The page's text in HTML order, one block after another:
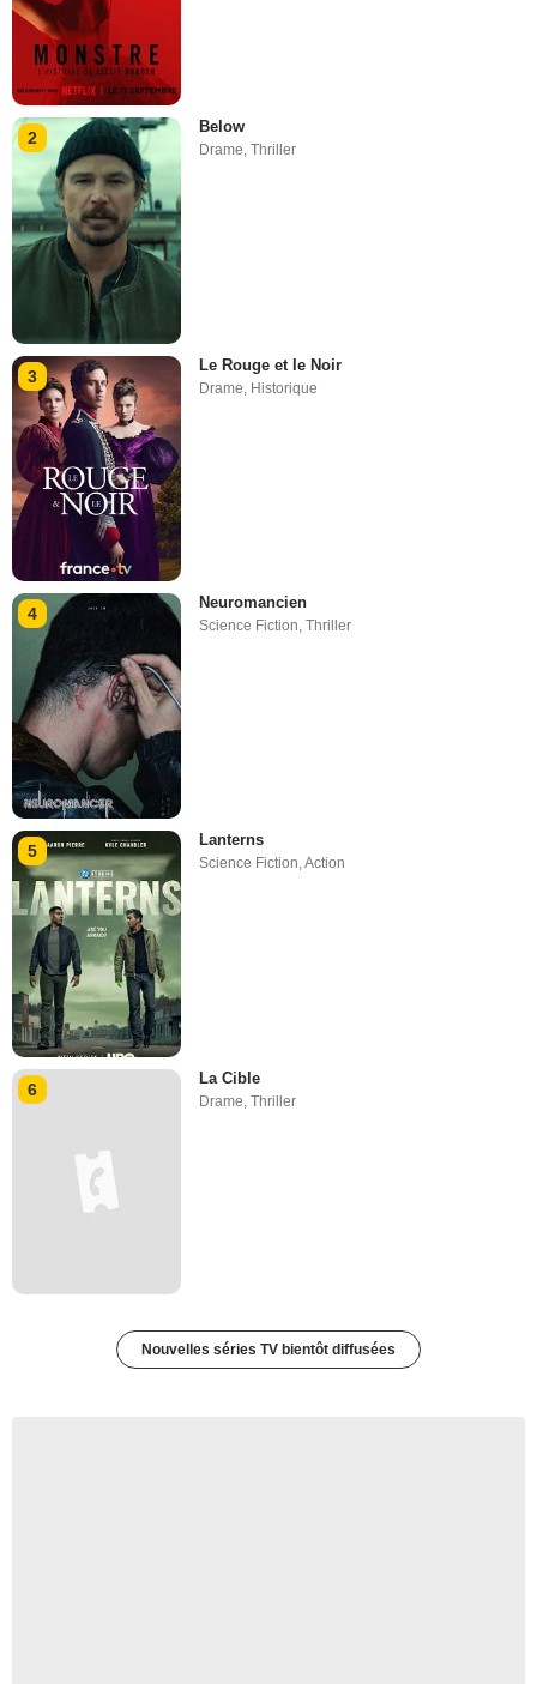
2
Below
Drame,Thriller
3
Le Rouge et le Noir
Drame Historique
4
Neuromancien
Science Fiction,Thriller
5
Lanterns
Science Fiction,Action
6
La Cible
Drame ,Thriller
Nouvelles séries TV bientôt diffusées